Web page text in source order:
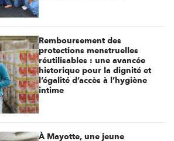
Remboursement des
protections menstruelles
réutilisables : une avancée
historique pour la dignité et
l’égalité d’accès à l’hygiène
intime
À Mayotte, une jeune